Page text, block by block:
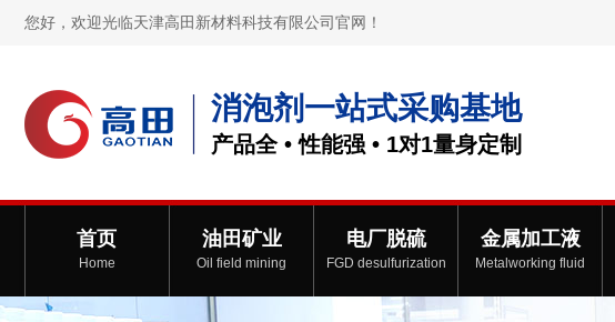
您好，欢迎光临天津高田新材料科技有限公司官网！
消泡剂一站式采购基地
产品全 • 性能强 • 1对1量身定制
首页
Home
油田矿业
Oil field mining
电厂脱硫
FGD desulfurization
金属加工液
Metalworking fluid